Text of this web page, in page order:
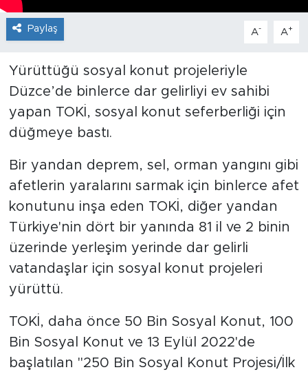
Paylaş A- A+
Yürüttüğü sosyal konut projeleriyle
Düzce’de binlerce dar gelirliyi ev sahibi
yapan TOKİ, sosyal konut seferberliği için
düğmeye bastı.
Bir yandan deprem, sel, orman yangını gibi
afetlerin yaralarını sarmak için binlerce afet
konutunu inşa eden TOKİ, diğer yandan
Türkiye'nin dört bir yanında 81 il ve 2 binin
üzerinde yerleşim yerinde dar gelirli
vatandaşlar için sosyal konut projeleri
yürüttü.
TOKİ, daha önce 50 Bin Sosyal Konut, 100
Bin Sosyal Konut ve 13 Eylül 2022'de
başlatılan "250 Bin Sosyal Konut Projesi/İlk